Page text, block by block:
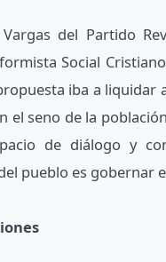
del Partido
Social
iba a liquidar
el seno de la
de diálogo y
pueblo es gobernar